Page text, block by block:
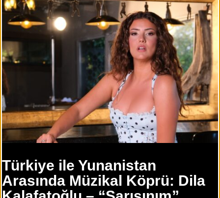
Türkiye ile Yunanistan
Arasında Müzikal Köprü: Dila